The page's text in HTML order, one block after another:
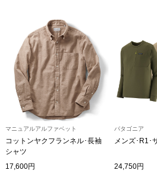
すべて見る
和装
和装小物
その他
その他
マニュアルアルファベット
コットンヤクフランネル･長袖
シャツ
17,600円
パタゴニア
メンズ･R1･
24,750円